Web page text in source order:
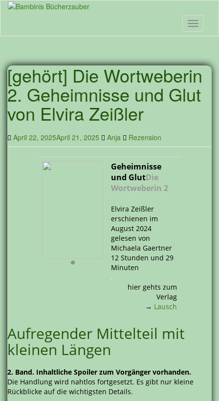
Skip
content
Toggle
[gehört] Die Wortweberin
2. Geheimnisse und Glut
von Elvira Zeißler
April 22, 2025April 21, 2025 Anja Rezension
©
Geheimnisse
und GlutDie
Wortweberin 2
Elvira Zeißler
erschienen im
August 2024
gelesen von
Michaela Gaertner
12 Stunden und 29
Minuten
.
hier gehts zum
Verlag
→ Lausch
Aufregender Mittelteil mit
kleinen Längen
2. Band. Inhaltliche Spoiler zum Vorgänger vorhanden.
Die Handlung wird nahtlos fortgesetzt. Es gibt nur kleine
Rückblicke auf die wichtigsten Details.